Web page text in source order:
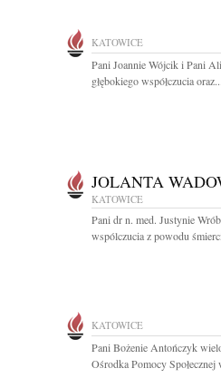
KATOWICE
Pani Joannie Wójcik i Pani
głębokiego współczucia oraz...
JOLANTA
KATOWICE
Pani dr n. med. Justynie
wspólczucia z powodu
KATOWICE
Pani Bożenie Antończyk
Ośrodka Pomocy